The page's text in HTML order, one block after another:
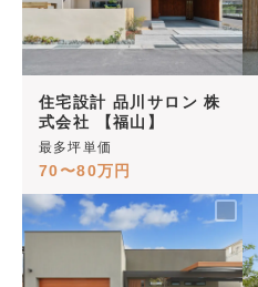
住宅設計 品川サロン 株
式会社 【福山】
最多坪単価
70〜80万円